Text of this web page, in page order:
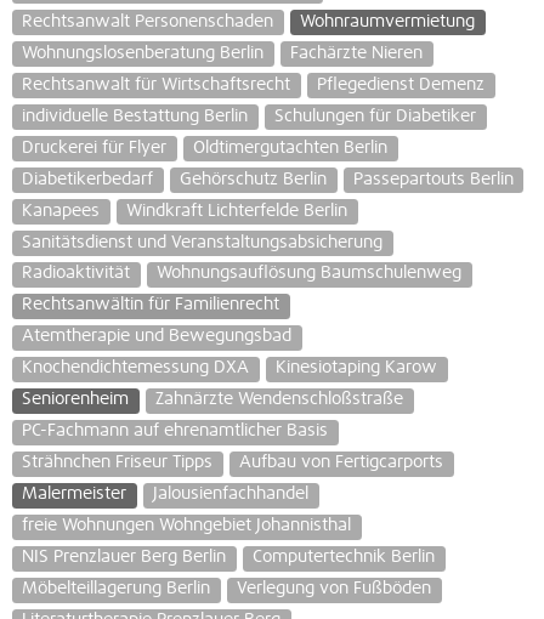
Rechtsanwalt Personenschaden
Wohnraumvermietung
Wohnungslosenberatung Berlin
Fachärzte Nieren
Rechtsanwalt für Wirtschaftsrecht
Pflegedienst Demenz
individuelle Bestattung Berlin
Schulungen für Diabetiker
Druckerei für Flyer
Oldtimergutachten Berlin
Diabetikerbedarf
Gehörschutz Berlin
Passepartouts Berlin
Kanapees
Windkraft Lichterfelde Berlin
Sanitätsdienst und Veranstaltungsabsicherung
Radioaktivität
Wohnungsauflösung Baumschulenweg
Rechtsanwältin für Familienrecht
Atemtherapie und Bewegungsbad
Knochendichtemessung DXA
Kinesiotaping Karow
Seniorenheim
Zahnärzte Wendenschloßstraße
PC-Fachmann auf ehrenamtlicher Basis
Strähnchen Friseur Tipps
Aufbau von Fertigcarports
Malermeister
Jalousienfachhandel
freie Wohnungen Wohngebiet Johannisthal
NIS Prenzlauer Berg Berlin
Computertechnik Berlin
Möbelteillagerung Berlin
Verlegung von Fußböden